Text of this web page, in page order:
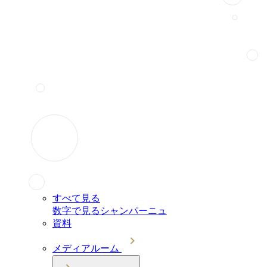
すべて見る
数字で見るシャンパーニュ
資料
メディアルーム